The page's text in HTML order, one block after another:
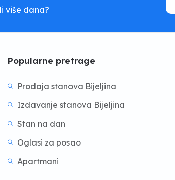
više dana?
Popularne pretrage
Prodaja stanova Bijeljina
Izdavanje stanova Bijeljina
Stan na dan
Oglasi za posao
Apartmani